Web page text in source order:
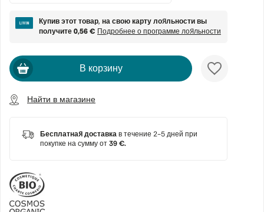
Купив этот товар, на свою карту лояльности вы
получите0,56 € Подробнее о программе лояльности
В корзину
Найти в магазине
Бесплатная доставкав течение 2-5 дней при
покупке на сумму от39 €.